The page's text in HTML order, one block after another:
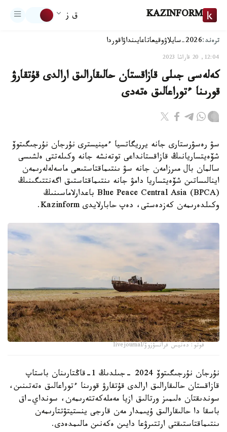
KAZINFORM ق ز
ترەند:2026-سايلاۋ وقيعاتاعايىنداۋاقوردا
12:04, 20 قاراشا 2023
كەلەسى جىلى قازاقستان حالىقارالىق ارالدى قۇتقارۋ
قورىنا ءتوراعالىق ەتەدى
سۋ رەسۋرستارى جانە يرريگاتسيا ءمينيسترى نۇرجان نۇرجىگىتوۆ
شۆەيتساريانىڭ قازاقستانداعى توتەنشە جانە وكىلەتتى ەلشىسى
سالمان بال مىرزامەن جانە سۋ ىنتىماقتاستىعى ماسەلەلەرىمەن
اينالىساتىن شۆەيتساريا دامۋ جانە ىنتىماقتاستىق اگەنتتىگىنىڭ
Blue Peace Central Asia (BPCA) باعدارلاماسىنىڭ
وكىلدەرىمەن كەزدەستى، دەپ حابارلايدى Kazinform.
فوتو: دەنيس فرانسۋزوۆ/livejournal
نۇرجان نۇرجىگىتوۆ 2024 -جىلدىڭ 1-قاڭتارىنان باستاپ
قازاقستان حالىقارالىق ارالدى قۇتقارۋ قورىنا ءتوراعالىق ەتەتىنىن،
سوندىقتان ەلىمىز ورتالىق ازيا مەملەكەتتەرىمەن، سونداي-اق
باسقا دا حالىقارالىق ۇيىمدار مەن قارجى ينستيتۋتتارىمەن
ىنتىماقتاستىقتى ارتتىرۋعا دايىن ەكەنىن مالىمدەدى.